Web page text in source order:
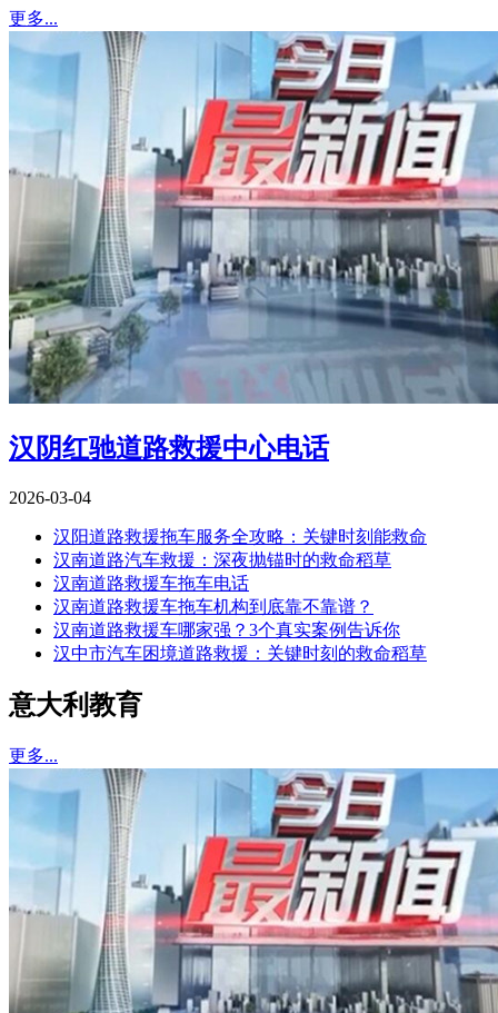
更多...
汉阴红驰道路救援中心电话
2026-03-04
汉阳道路救援拖车服务全攻略：关键时刻能救命
汉南道路汽车救援：深夜抛锚时的救命稻草
汉南道路救援车拖车电话
汉南道路救援车拖车机构到底靠不靠谱？
汉南道路救援车哪家强？3个真实案例告诉你
汉中市汽车困境道路救援：关键时刻的救命稻草
意大利教育
更多...